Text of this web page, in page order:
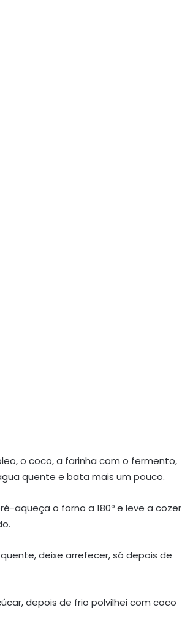
o coco, a farinha com o fermento,
quente e bata mais um pouco.
aqueça o forno a 180º e leve a cozer
deixe arrefecer, só depois de
depois de frio polvilhei com coco